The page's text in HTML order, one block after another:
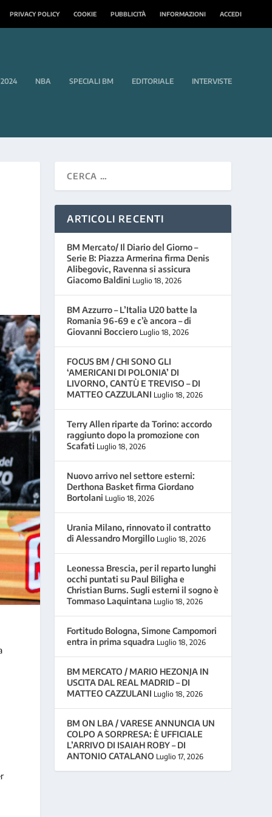
PRIVACY POLICY COOKIE PUBBLICITÀ INFORMAZIONI ACCEDI
NBA SPECIALI BM EDITORIALE INTERVISTE
ARTICOLI RECENTI
BM Mercato/ Il Diario del Giorno –
Serie B: Piazza Armerina firma Denis
Alibegovic, Ravenna si assicura
Giacomo Baldini Luglio 18, 2026
BM Azzurro – L’Italia U20 batte la
Romania 96-69 e c’è ancora – di
Giovanni Bocciero Luglio 18, 2026
FOCUS BM / CHI SONO GLI
‘AMERICANI DI POLONIA’ DI
LIVORNO, CANTÙ E TREVISO – DI
MATTEO CAZZULANI Luglio 18, 2026
Terry Allen riparte da Torino: accordo
raggiunto dopo la promozione con
Scafati Luglio 18, 2026
Nuovo arrivo nel settore esterni:
Derthona Basket firma Giordano
Bortolani Luglio 18, 2026
Urania Milano, rinnovato il contratto
di Alessandro Morgillo Luglio 18, 2026
Leonessa Brescia, per il reparto lunghi
occhi puntati su Paul Biligha e
Christian Burns. Sugli esterni il sogno è
Tommaso Laquintana Luglio 18, 2026
Fortitudo Bologna, Simone Campomori
entra in prima squadra Luglio 18, 2026
BM MERCATO / MARIO HEZONJA IN
USCITA DAL REAL MADRID – DI
MATTEO CAZZULANI Luglio 18, 2026
BM ON LBA / VARESE ANNUNCIA UN
COLPO A SORPRESA: È UFFICIALE
L’ARRIVO DI ISAIAH ROBY – DI
ANTONIO CATALANO Luglio 17, 2026